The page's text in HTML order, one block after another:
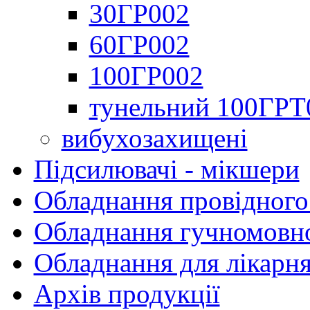
30ГР002
60ГР002
100ГР002
тунельний
вибухозахищені
Підсилювачі - мікшери
Обладнання провідного
Обладнання
Обладнання для
Архів продукції